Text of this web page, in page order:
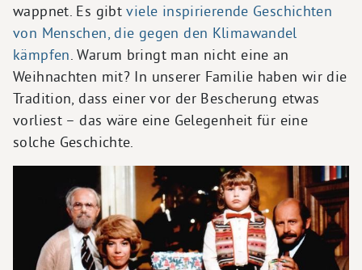
wappnet. Es gibtviele inspirierende Geschichten
von Menschen, die gegen den Klimawandel
kämpfen. Warum bringt man nicht eine an
Weihnachten mit? In unserer Familie haben wir die
Tradition, dass einer vor der Bescherung etwas
vorliest – das wäre eine Gelegenheit für eine
solche Geschichte.